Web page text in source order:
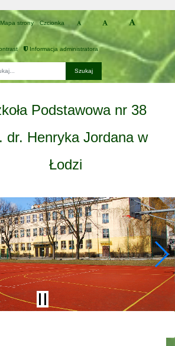
strony Czcionka
Informacja administratora
Podstawowa nr 38
dr. Henryka Jordana w
Łodzi